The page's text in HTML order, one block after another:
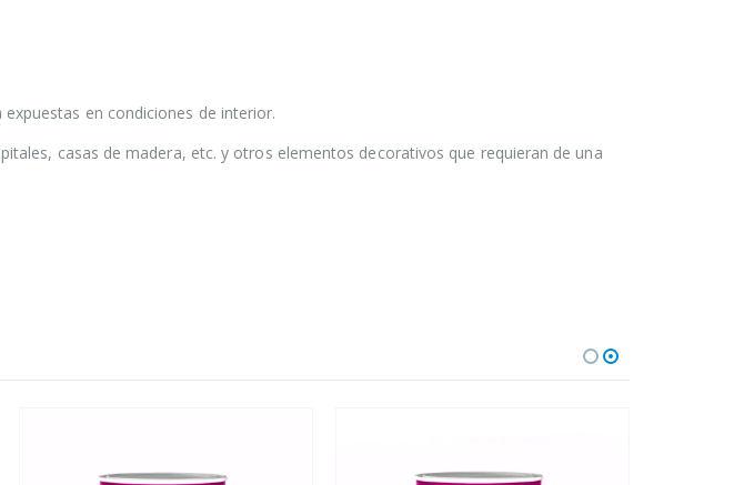
en condiciones de interior.
casas de madera, etc. y otros elementos decorativos que requieran de una